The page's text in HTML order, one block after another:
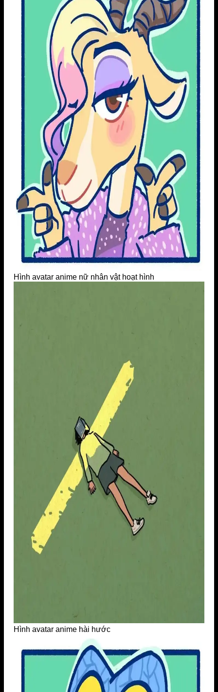
Hình avatar anime nữ nhân vật hoạt hình
Hình avatar anime hài hước